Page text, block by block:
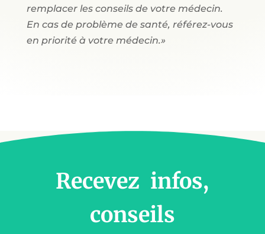
remplacer les conseils de votre médecin.
En cas de problème de santé, référez-vous
en priorité à votre médecin.»
Recevez infos,
conseils